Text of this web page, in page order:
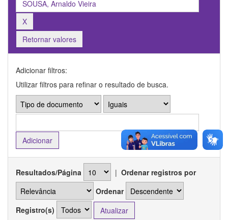
Retornar valores
Adicionar filtros:
Utilizar filtros para refinar o resultado de busca.
Resultados/Página | Ordenar registros por
Ordenar
Registro(s)